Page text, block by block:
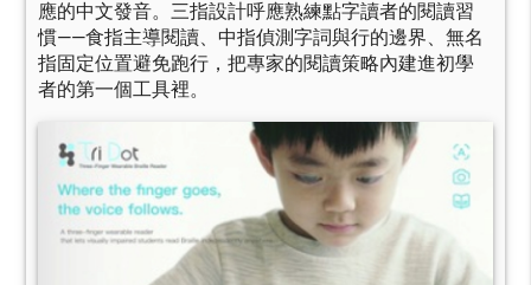
應的中文發音。三指設計呼應熟練點字讀者的閱讀習
慣——食指主導閱讀、中指偵測字詞與行的邊界、無名
指固定位置避免跑行，把專家的閱讀策略內建進初學
者的第一個工具裡。